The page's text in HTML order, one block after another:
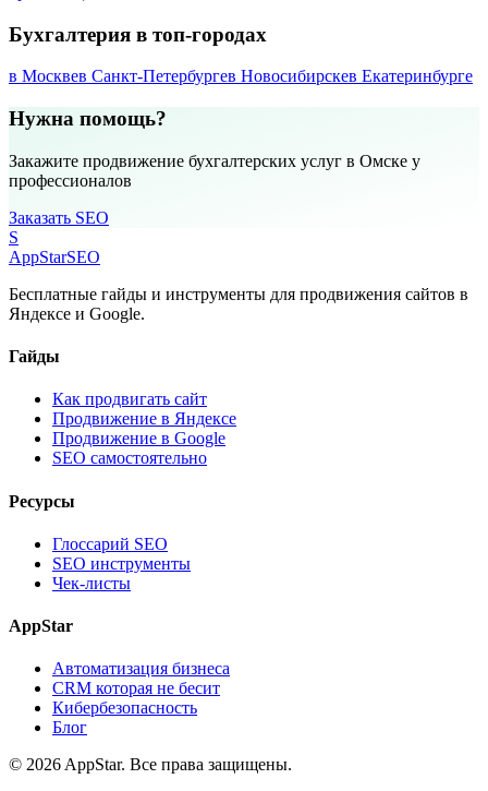
Бухгалтерия в топ-городах
в Москвев Санкт-Петербургев Новосибирскев Екатеринбурге
Нужна помощь?
Закажите продвижение бухгалтерских услуг в Омске у
профессионалов
Заказать SEO
S
AppStarSEO
Бесплатные гайды и инструменты для продвижения сайтов в
Яндексе и Google.
Гайды
Как продвигать сайт
Продвижение в Яндексе
Продвижение в Google
SEO самостоятельно
Ресурсы
Глоссарий SEO
SEO инструменты
Чек-листы
AppStar
Автоматизация бизнеса
CRM которая не бесит
Кибербезопасность
Блог
© 2026 AppStar. Все права защищены.